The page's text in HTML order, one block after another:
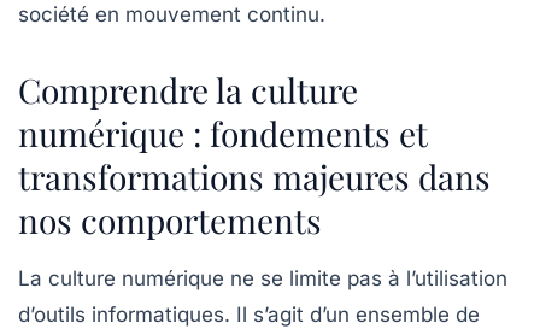
société en mouvement continu.
Comprendre la culture
numérique : fondements et
transformations majeures dans
nos comportements
La culture numérique ne se limite pas à l’utilisation
d’outils informatiques. Il s’agit d’un ensemble de